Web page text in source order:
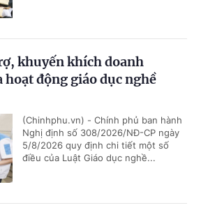
khuyến khích doanh
động giáo dục nghề
(Chinhphu.vn) - Chính phủ ban hành
Nghị định số 308/2026/NĐ-CP ngày
5/8/2026 quy định chi tiết một số
điều của Luật Giáo dục nghề...